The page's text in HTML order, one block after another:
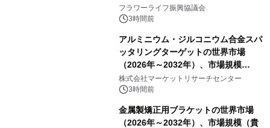
フラワーライフ振興協議会
3時間前
アルミニウム・ジルコニウム合金スパ
ッタリングターゲットの世界市場
（2026年～2032年）、市場規模
（0.995、0.999、その他）・分析レポ
ートを発表
株式会社マーケットリサーチセンター
3時間前
金属製矯正用ブラケットの世界市場
（2026年～2032年）、市場規模（貴